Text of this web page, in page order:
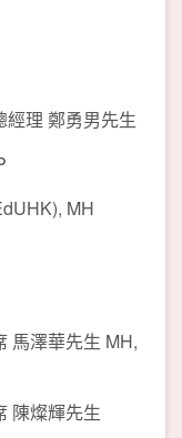
理 鄭勇男先生
MH
馬澤華先生 MH,
陳燦輝先生